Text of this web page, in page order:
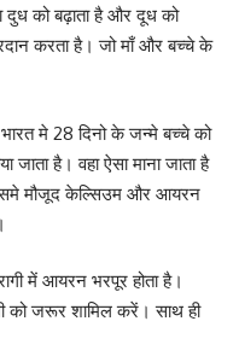
दुध को बढ़ाता है और दूध को
करता है। जो माँ और बच्चे के
भारत मे 28 दिनो के जन्मे बच्चे को
है। वहा ऐसा माना जाता है
इसमे मौजूद केल्सिउम और आयरन
में आयरन भरपूर होता है।
को जरूर शामिल करें। साथ ही